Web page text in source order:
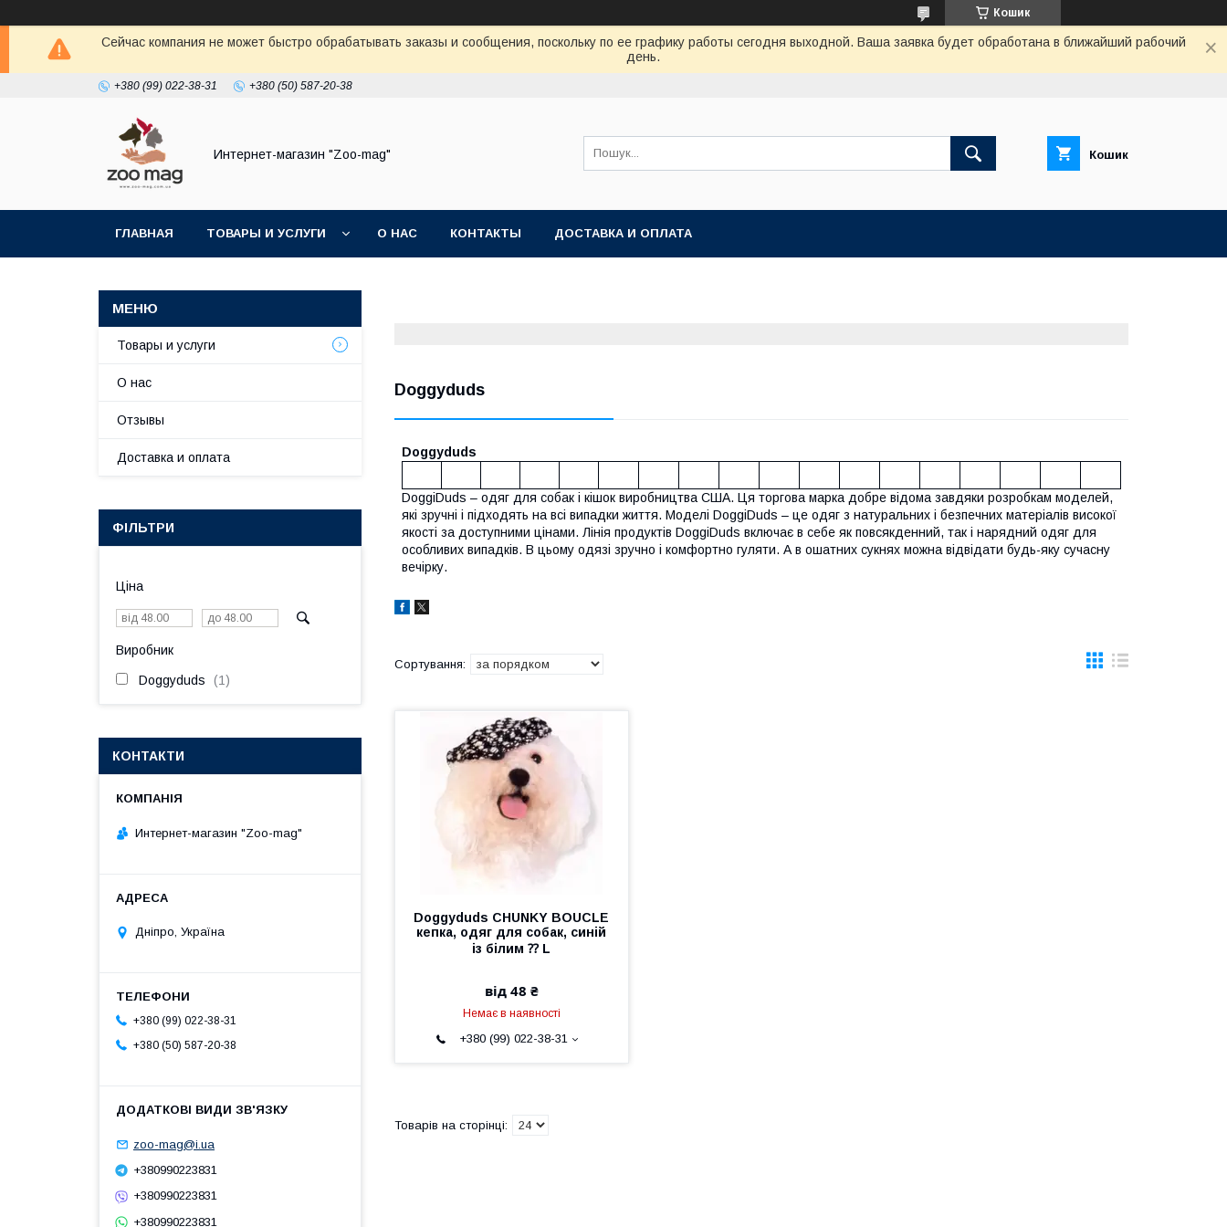
Кошик
Сейчас компания не может быстро обрабатывать заказы и сообщения, поскольку по ее графику работы сегодня выходной. Ваша заявка будет обработана в ближайший рабочий
день.
+380 (99) 022-38-31 +380 (50) 587-20-38
Интернет-магазин "Zoo-mag" Кошик
ГЛАВНАЯ ТОВАРЫ И УСЛУГИ О НАС КОНТАКТЫ ДОСТАВКА И ОПЛАТА
Doggyduds
Doggyduds
DoggiDuds – одяг для собак і кішок виробництва США. Ця торгова марка добре відома завдяки розробкам моделей,
які зручні і підходять на всі випадки життя. Моделі DoggiDuds – це одяг з натуральних і безпечних матеріалів високої
якості за доступними цінами. Лінія продуктів DoggiDuds включає в себе як повсякденний, так і нарядний одяг для
особливих випадків. В цьому одязі зручно і комфортно гуляти. А в ошатних сукнях можна відвідати будь-яку сучасну
вечірку.
Doggyduds CHUNKY BOUCLE
кепка, одяг для собак, синій
із білим ⁇ L
від 48 ₴
Немає в наявності
+380 (99) 022-38-31
Товары и услуги
О нас
Отзывы
Доставка и оплата
ФІЛЬТРИ
Ціна
Виробник
Doggyduds 1
КОНТАКТИ
Интернет-магазин "Zoo-mag"
Дніпро, Україна
+380 (99) 022-38-31
+380 (50) 587-20-38
zoo-mag@i.ua
+380990223831
+380990223831
+380990223831